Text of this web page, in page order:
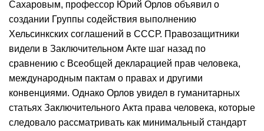
Сахаровым, профессор Юрий Орлов объявил о
создании Группы содействия выполнению
Хельсинкских соглашений в СССР. Правозащитники
видели в Заключительном Акте шаг назад по
сравнению с Всеобщей декларацией прав человека,
международным пактам о правах и другими
конвенциями. Однако Орлов увидел в гуманитарных
статьях Заключительного Акта права человека, которые
следовало рассматривать как минимальный стандарт